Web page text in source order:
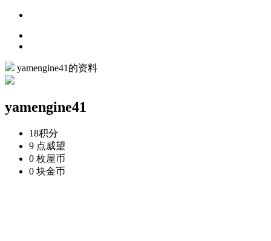
yamengine41的资料
yamengine41
18积分
9 点威望
0 枚屋币
0 块金币